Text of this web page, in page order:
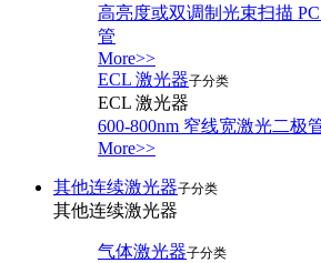
高亮度或双调制光束扫描
管
More>>
ECL 激光器子分类
ECL 激光器
600-800nm 窄线宽激光二极
More>>
其他连续激光器子分类
其他连续激光器
气体激光器子分类